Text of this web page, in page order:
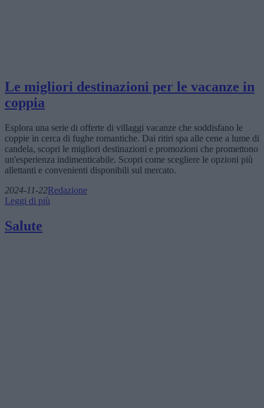
Le migliori destinazioni per le vacanze in
coppia
Esplora una serie di offerte di villaggi vacanze che soddisfano le
coppie in cerca di fughe romantiche. Dai ritiri spa alle cene a lume di
candela, scopri le migliori destinazioni e promozioni che promettono
un'esperienza indimenticabile. Scopri come scegliere le opzioni più
allettanti e convenienti disponibili sul mercato.
2024-11-22Redazione
Leggi di più
Salute